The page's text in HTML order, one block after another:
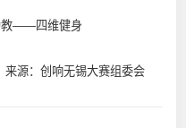
教——四维健身
来源：创响无锡大赛组委会